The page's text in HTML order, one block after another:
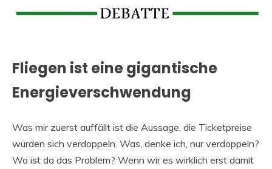
Fliegen ist eine gigantische
Energieverschwendung
Was mir zuerst auffällt ist die Aussage, die Ticketpreise
würden sich verdoppeln. Was, denke ich, nur verdoppeln?
Wo ist da das Problem? Wenn wir es wirklich erst damit